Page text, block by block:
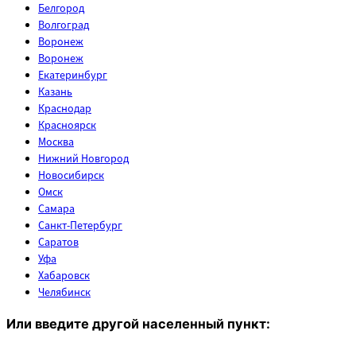
Белгород
Волгоград
Воронеж
Воронеж
Екатеринбург
Казань
Краснодар
Красноярск
Москва
Нижний Новгород
Новосибирск
Омск
Самара
Санкт-Петербург
Саратов
Уфа
Хабаровск
Челябинск
Или введите другой населенный пункт: